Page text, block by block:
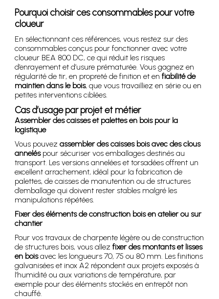
Pourquoi choisir ces consommables pour votre
cloueur
En sélectionnant ces références, vous restez sur des
consommables conçus pour fonctionner avec votre
cloueur BEA 800 DC, ce qui réduit les risques
d’enrayement et d’usure prématurée. Vous gagnez en
régularité de tir, en propreté de finition et en fiabilité de
maintien dans le bois, que vous travailliez en série ou en
petites interventions ciblées.
Cas d’usage par projet et métier
Assembler des caisses et palettes en bois pour la
logistique
Vous pouvez assembler des caisses bois avec des clous
anneléspour sécuriser vos emballages destinés au
transport. Les versions annelées et torsadées offrent un
excellent arrachement, idéal pour la fabrication de
palettes, de caisses de manutention ou de structures
d’emballage qui doivent rester stables malgré les
manipulations répétées.
Fixer des éléments de construction bois en atelier ou sur
chantier
Pour vos travaux de charpente légère ou de construction
de structures bois, vous allez fixer des montants et lisses
en boisavec les longueurs 70, 75 ou 80 mm. Les finitions
galvanisées et inox A2 répondent aux projets exposés à
l’humidité ou aux variations de température, par
exemple pour des éléments stockés en entrepôt non
chauffé.